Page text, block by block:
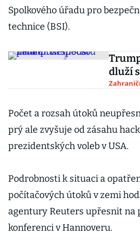
Spolkového úřadu pro
technice (BSI).
dluží
Počet a rozsah útoků
prý ale zvyšuje od zásahu
prezidentských voleb v USA.
Podrobnosti k situaci a
počítačových útoků v zemi
agentury Reuters upřesnit na
konferenci v Hannoveru.